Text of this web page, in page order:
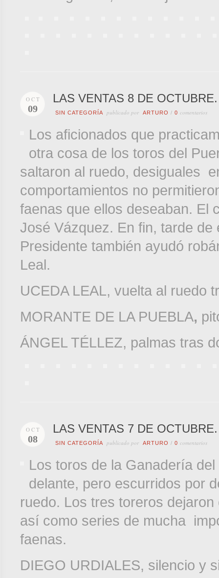
OCT
09
LAS VENTAS 8 DE
SIN CATEGORÍA publicado por ARTURO / 0 comentarios
Los aficionados que
otra cosa de los toros del
saltaron al ruedo, desiguales
comportamientos no
faenas que ellos deseaban. El
José Vázquez. En fin, tarde
Presidente también ayudó
Leal.
UCEDA LEAL, vuelta al ruedo
MORANTE DE LA PUEBLA,
ÁNGEL TÉLLEZ, palmas tras
OCT
08
LAS VENTAS 7 DE
SIN CATEGORÍA publicado por ARTURO / 0 comentarios
Los toros de la Ganadería
delante, pero escurridos por
ruedo. Los tres toreros
así como series de mucha
faenas.
DIEGO URDIALES, silencio y